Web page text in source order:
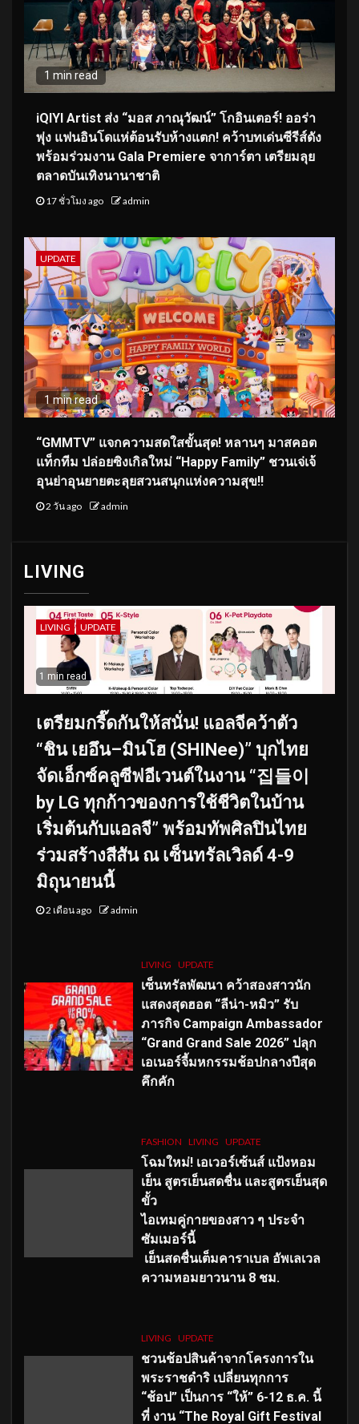
1 min read
iQIYI Artist ส่ง “มอส ภาณุวัฒน์” โกอินเตอร์! ออร่า
พุ่ง แฟนอินโดแห่ต้อนรับห้างแตก! คว้าบทเด่นซีรีส์ดัง
พร้อมร่วมงาน Gala Premiere จาการ์ตา เตรียมลุย
ตลาดบันเทิงนานาชาติ
17 ชั่วโมง ago admin
UPDATE
1 min read
“GMMTV” แจกความสดใสขั้นสุด! หลานๆ มาสคอต
แท็กทีม ปล่อยซิงเกิลใหม่ “Happy Family” ชวนเจ่เจ้
อุนย่าอุนยายตะลุยสวนสนุกแห่งความสุข!!
2 วัน ago admin
LIVING
LIVING UPDATE
1 min read
เตรียมกรี๊ดกันให้สนั่น! แอลจีคว้าตัว
“ชิน เยอึน–มินโฮ (SHINee)” บุกไทย
จัดเอ็กซ์คลูซีฟอีเวนต์ในงาน “집들이
by LG ทุกก้าวของการใช้ชีวิตในบ้าน
เริ่มต้นกับแอลจี” พร้อมทัพศิลปินไทย
ร่วมสร้างสีสัน ณ เซ็นทรัลเวิลด์ 4-9
มิถุนายนนี้
2 เดือน ago admin
LIVING UPDATE
เซ็นทรัลพัฒนา คว้าสองสาวนัก
แสดงสุดฮอต “ลีน่า-หมิว” รับ
ภารกิจ Campaign Ambassador
“Grand Grand Sale 2026” ปลุก
เอเนอร์จี้มหกรรมช้อปกลางปีสุด
คึกคัก
FASHION LIVING UPDATE
โฉมใหม่! เอเวอร์เซ้นส์ แป้งหอม
เย็น สูตรเย็นสดชื่น และสูตรเย็นสุด
ขั้ว
ไอเทมคู่กายของสาว ๆ ประจำ
ซัมเมอร์นี้
เย็นสดชื่นเต็มคาราเบล อัพเลเวล
ความหอมยาวนาน 8 ชม.
LIVING UPDATE
ชวนช้อปสินค้าจากโครงการใน
พระราชดำริ เปลี่ยนทุกการ
“ช้อป” เป็นการ “ให้” 6-12 ธ.ค. นี้
ที่ งาน “The Royal Gift Festival